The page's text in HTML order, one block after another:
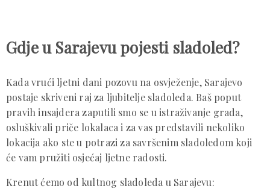
Gdje u Sarajevu pojesti sladoled?
Kada vrući ljetni dani pozovu na osvježenje, Sarajevo
postaje skriveni raj za ljubitelje sladoleda. Baš poput
pravih insajdera zaputili smo se u istraživanje grada,
osluškivali priče lokalaca i za vas predstavili nekoliko
lokacija ako ste u potrazi za savršenim sladoledom koji
će vam pružiti osjećaj ljetne radosti.
Krenut ćemo od kultnog sladoleda u Sarajevu: